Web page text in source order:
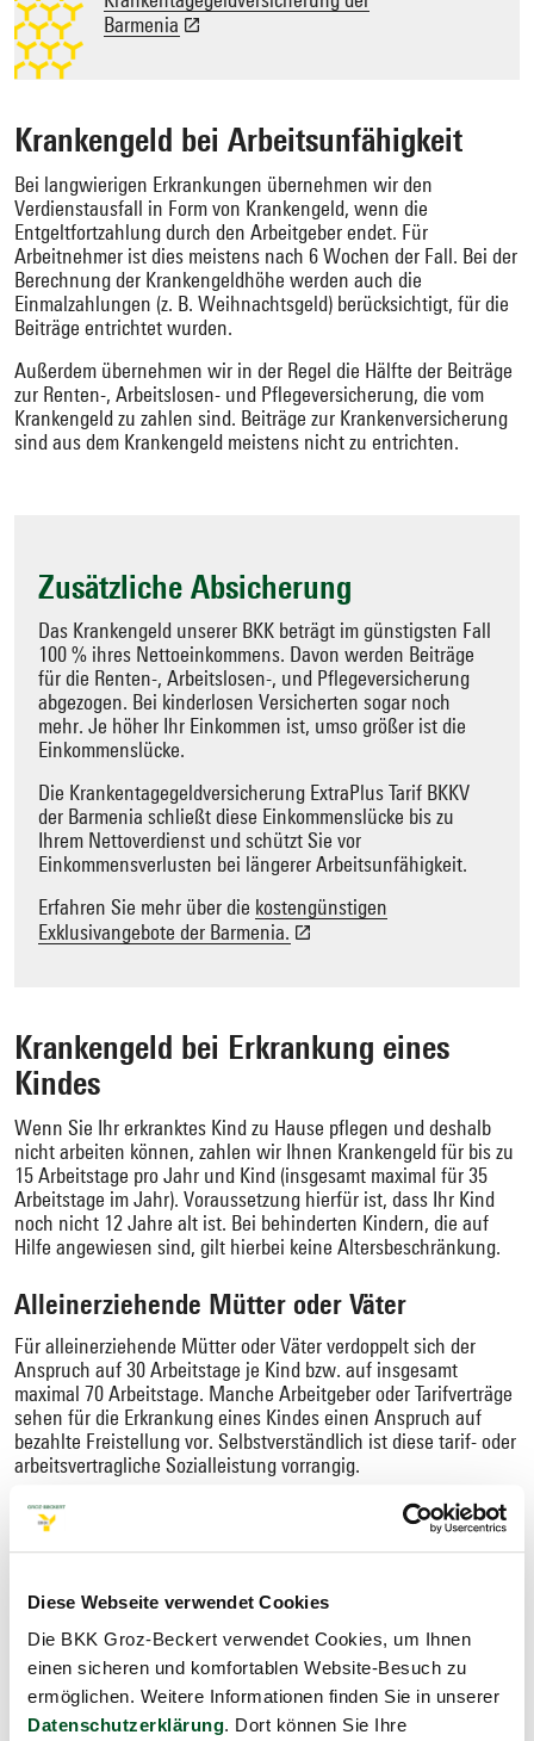
Diese Webseite verwendet Cookies
Die BKK Groz-Beckert verwendet Cookies, um Ihnen
einen sicheren und komfortablen Website-Besuch zu
ermöglichen. Weitere Informationen finden Sie in unserer
Datenschutzerklärung. Dort können Sie Ihre
Barmenia
Krankengeld bei Arbeitsunfähigkeit
Bei langwierigen Erkrankungen übernehmen wir den
Verdienstausfall in Form von Krankengeld, wenn die
Entgeltfortzahlung durch den Arbeitgeber endet. Für
Arbeitnehmer ist dies meistens nach 6 Wochen der Fall. Bei der
Berechnung der Krankengeldhöhe werden auch die
Einmalzahlungen (z. B. Weihnachtsgeld) berücksichtigt, für die
Beiträge entrichtet wurden.
Außerdem übernehmen wir in der Regel die Hälfte der Beiträge
zur Renten-, Arbeitslosen- und Pflegeversicherung, die vom
Krankengeld zu zahlen sind. Beiträge zur Krankenversicherung
sind aus dem Krankengeld meistens nicht zu entrichten.
Zusätzliche Absicherung
Das Krankengeld unserer BKK beträgt im günstigsten Fall
100 % ihres Nettoeinkommens. Davon werden Beiträge
für die Renten-, Arbeitslosen-, und Pflegeversicherung
abgezogen. Bei kinderlosen Versicherten sogar noch
mehr. Je höher Ihr Einkommen ist, umso größer ist die
Einkommenslücke.
Die Krankentagegeldversicherung ExtraPlus Tarif BKKV
der Barmenia schließt diese Einkommenslücke bis zu
Ihrem Nettoverdienst und schützt Sie vor
Einkommensverlusten bei längerer Arbeitsunfähigkeit.
Erfahren Sie mehr über die kostengünstigen
Exklusivangebote der Barmenia.
Krankengeld bei Erkrankung eines
Kindes
Wenn Sie Ihr erkranktes Kind zu Hause pflegen und deshalb
nicht arbeiten können, zahlen wir Ihnen Krankengeld für bis zu
15 Arbeitstage pro Jahr und Kind (insgesamt maximal für 35
Arbeitstage im Jahr). Voraussetzung hierfür ist, dass Ihr Kind
noch nicht 12 Jahre alt ist. Bei behinderten Kindern, die auf
Hilfe angewiesen sind, gilt hierbei keine Altersbeschränkung.
Alleinerziehende Mütter oder Väter
Für alleinerziehende Mütter oder Väter verdoppelt sich der
Anspruch auf 30 Arbeitstage je Kind bzw. auf insgesamt
maximal 70 Arbeitstage. Manche Arbeitgeber oder Tarifverträge
sehen für die Erkrankung eines Kindes einen Anspruch auf
bezahlte Freistellung vor. Selbstverständlich ist diese tarif- oder
arbeitsvertragliche Sozialleistung vorrangig.
Sie haben weitere Fragen?
Rufen Sie uns an!